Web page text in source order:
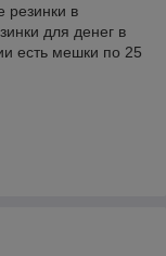
резинки в
для денег в
есть мешки по 25